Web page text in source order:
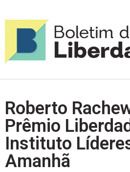
Roberto
Prêmio
Instituto
Amanhã